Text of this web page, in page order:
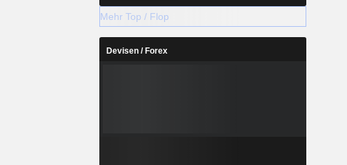
Mehr Top / Flop
Devisen / Forex